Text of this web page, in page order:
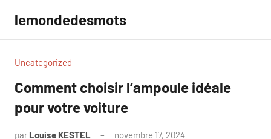
contenu
lemondedesmots
Uncategorized
Comment choisir l’ampoule idéale
pour votre voiture
par Louise KESTEL novembre 17, 2024